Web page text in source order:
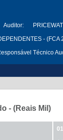
Auditor:
- (FCA
Técnico